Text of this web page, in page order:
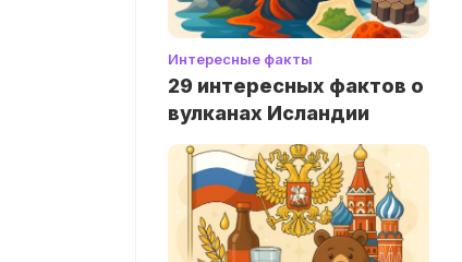
Интересные факты
29 интересных фактов о
вулканах Исландии